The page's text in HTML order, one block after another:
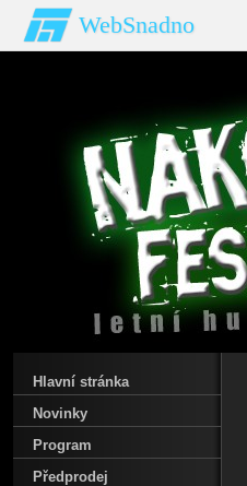
WebSnadno
Hlavní stránka
Novinky
Program
Předprodej